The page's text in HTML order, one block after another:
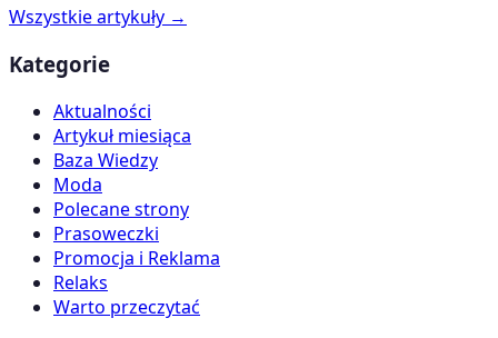
Wszystkie artykuły →
Kategorie
Aktualności
Artykuł miesiąca
Baza Wiedzy
Moda
Polecane strony
Prasoweczki
Promocja i Reklama
Relaks
Warto przeczytać